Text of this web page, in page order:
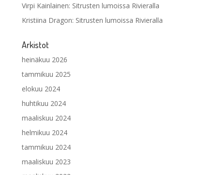
Virpi Kainlainen: Sitrusten lumoissa Rivieralla
Kristiina Dragon: Sitrusten lumoissa Rivieralla
Arkistot
heinäkuu 2026
tammikuu 2025
elokuu 2024
huhtikuu 2024
maaliskuu 2024
helmikuu 2024
tammikuu 2024
maaliskuu 2023